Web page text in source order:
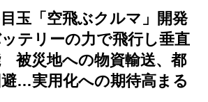
目玉「空飛ぶクルマ」開発
テリーの力で飛行し垂直
被災地への物資輸送、都
…実用化への期待高まる